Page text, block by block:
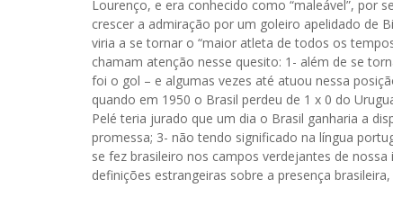
Lourenço, e era conhecido como “maleável”, por
crescer a admiração por um goleiro apelidado de
viria a se tornar o “maior atleta de todos os
chamam atenção nesse quesito: 1- além de se
foi o gol – e algumas vezes até atuou nessa
quando em 1950 o Brasil perdeu de 1 x 0 do
Pelé teria jurado que um dia o Brasil ganharia a
promessa; 3- não tendo significado na língua
se fez brasileiro nos campos verdejantes de
definições estrangeiras sobre a presença